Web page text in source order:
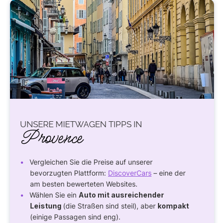
UNSERE MIETWAGEN TIPPS IN
Provence
Vergleichen Sie die Preise auf unserer
bevorzugten Plattform: DiscoverCars – eine der
am besten bewerteten Websites.
Wählen Sie ein Auto mit ausreichender
Leistung (die Straßen sind steil), aber kompakt
(einige Passagen sind eng).